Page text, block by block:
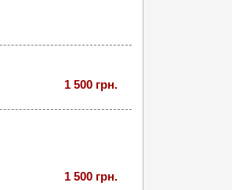
1 500 грн.
1 500 грн.